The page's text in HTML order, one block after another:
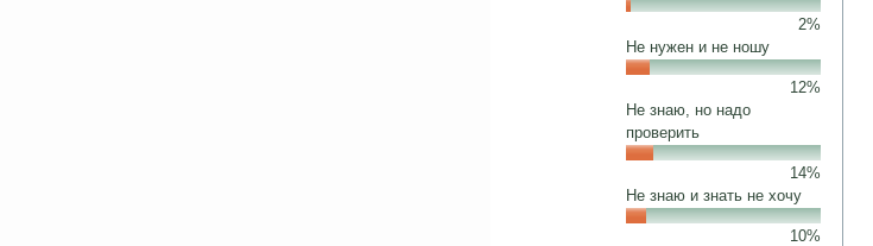
2%
Не нужен и не ношу
12%
Не знаю, но надо
проверить
14%
Не знаю и знать не хочу
10%